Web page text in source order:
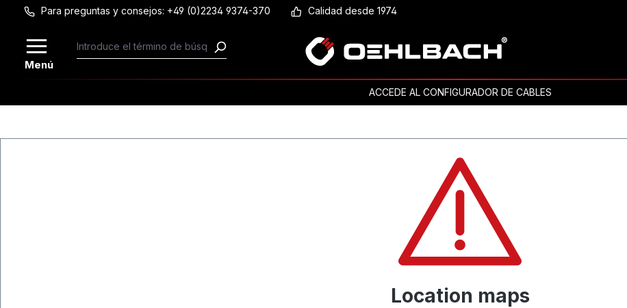
Saltar al contenido principal
Para preguntas y consejos: +49 (0)2234 9374-370 Calidad desde 1974
Menú
ACCEDE AL CONFIGURADOR DE CABLES
Location maps